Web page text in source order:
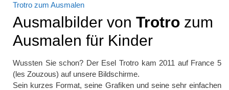
Trotro zum Ausmalen
Ausmalbilder von Trotro zum
Ausmalen für Kinder
Wussten Sie schon? Der Esel Trotro kam 2011 auf France 5
(les Zouzous) auf unsere Bildschirme.
Sein kurzes Format, seine Grafiken und seine sehr einfachen